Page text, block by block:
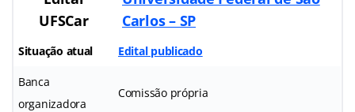
UFSCar
Carlos – SP
Situação atual Edital publicado
Banca
organizadora
Comissão própria